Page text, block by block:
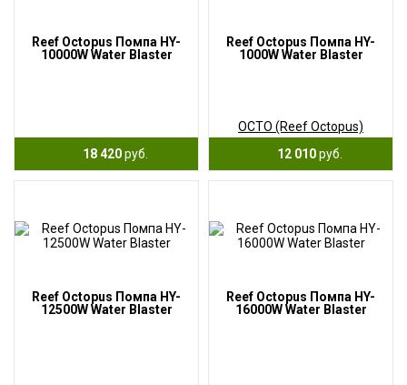
Reef Octopus Помпа HY-
10000W Water Blaster
18 420руб.
Reef Octopus Помпа HY-
1000W Water Blaster
OCTO (Reef Octopus)
12 010руб.
Reef Octopus Помпа HY-
12500W Water Blaster
Reef Octopus Помпа HY-
16000W Water Blaster